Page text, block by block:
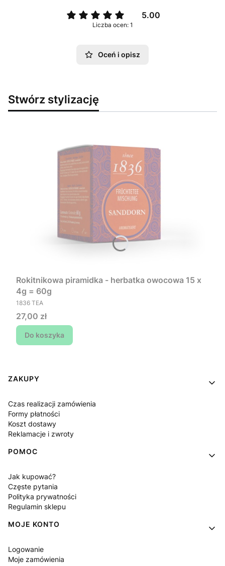
5.00
Liczba ocen: 1
Oceń i opisz
Stwórz stylizację
Rokitnikowa piramidka - herbatka owocowa 15 x
4g = 60g
PRODUCENT
1836 TEA
Cena
27,00 zł
Do koszyka
Linki w stopce
ZAKUPY
Czas realizacji zamówienia
Formy płatności
Koszt dostawy
Reklamacje i zwroty
POMOC
Jak kupować?
Częste pytania
Polityka prywatności
Regulamin sklepu
MOJE KONTO
Logowanie
Moje zamówienia